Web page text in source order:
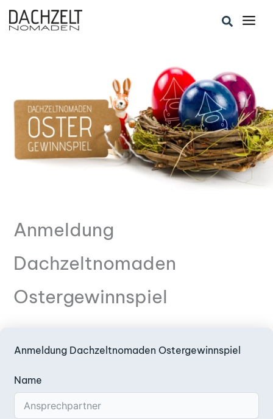
Zum
Inhalt
Suchen
Anmeldung
Dachzeltnomaden
Ostergewinnspiel
Anmeldung Dachzeltnomaden Ostergewinnspiel
Name